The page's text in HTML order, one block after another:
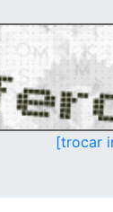
[trocar